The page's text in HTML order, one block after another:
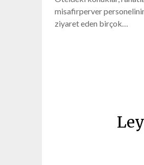
misafirperver
ziyaret eden birçok…